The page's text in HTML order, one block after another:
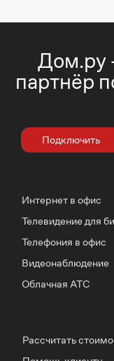
Дом.ру
партнёр
Подключить
Интернет в офис
Телевидение для
Телефония в офис
Видеонаблюдение
Облачная АТС
Рассчитать